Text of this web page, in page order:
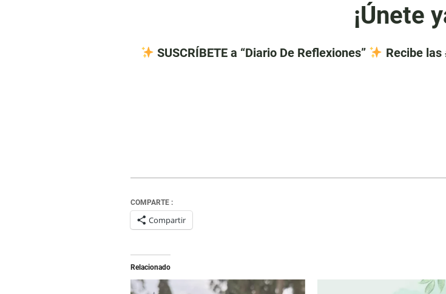
¡Únete
SUSCRÍBETE a “Diario De Reflexiones” Recibe las
COMPARTE :
Compartir
Relacionado